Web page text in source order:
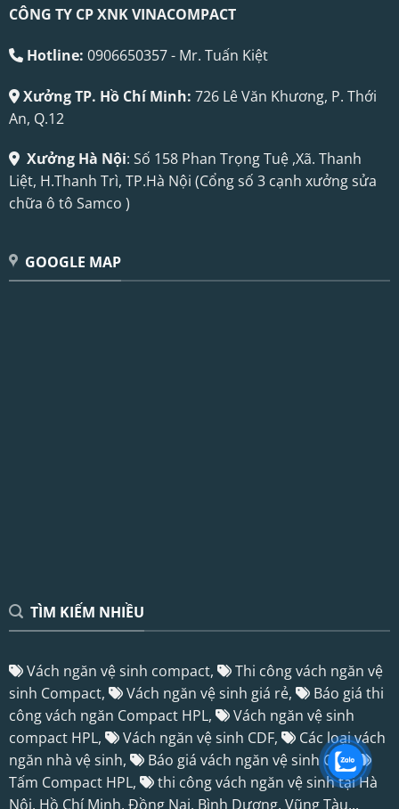
CÔNG TY CP XNK VINACOMPACT
Hotline: 0906650357 - Mr. Tuấn Kiệt
Xưởng TP. Hồ Chí Minh: 726 Lê Văn Khương, P. Thới
An, Q.12
Xưởng Hà Nội: Số 158 Phan Trọng Tuệ ,Xã. Thanh
Liệt, H.Thanh Trì, TP.Hà Nội (Cổng số 3 cạnh xưởng sửa
chữa ô tô Samco )
GOOGLE MAP
TÌM KIẾM NHIỀU
Vách ngăn vệ sinh compact,
Thi công vách ngăn vệ
sinh Compact,
Vách ngăn vệ sinh giá rẻ,
Báo giá thi
công vách ngăn Compact HPL,
Vách ngăn vệ sinh
compact HPL,
Vách ngăn vệ sinh CDF,
Các loại vách
ngăn nhà vệ sinh,
Báo giá vách ngăn vệ sinh CDF,
Tấm Compact HPL,
thi công vách ngăn vệ sinh tại Hà
Nội, Hồ Chí Minh, Đồng Nai, Bình Dương, Vũng Tàu...